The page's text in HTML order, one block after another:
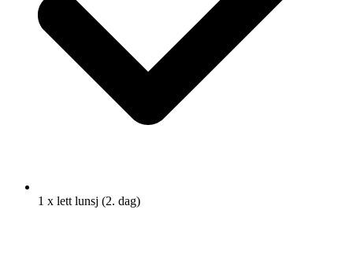
1 x lett lunsj (2. dag)